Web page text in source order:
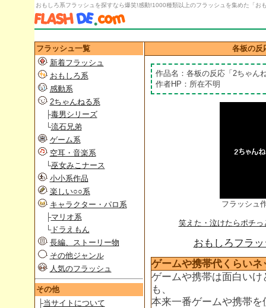
おもしろ系フラッシュを探すなら爆笑!感動!1000種類以上のフラッシュを集めた「お
各板の反
作品名：各板の反応「2ちゃん
作者HP：所在不明
フラッシュ
笑えた・泣けたらポチっ
おもしろフラ
ゲームや携帯代くらいネ
ゲームや携帯は面白い
も、
本来一番ゲームや携帯
フラッシュ一覧
新着フラッシュ
おもしろ系
感動系
2ちゃんねる系
├毒男シリーズ
└流石兄弟
ゲーム系
空耳・音楽系
└巫女みこナース
小小系作品
楽しい○○系
キャラクター・パロ系
├マリオ系
└ドラえもん
長編、ストーリー物
その他ジャンル
人気のフラッシュ
その他
├当サイトについて